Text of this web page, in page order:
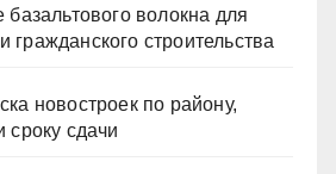
волокна для
строительства
новостроек по району,
сдачи